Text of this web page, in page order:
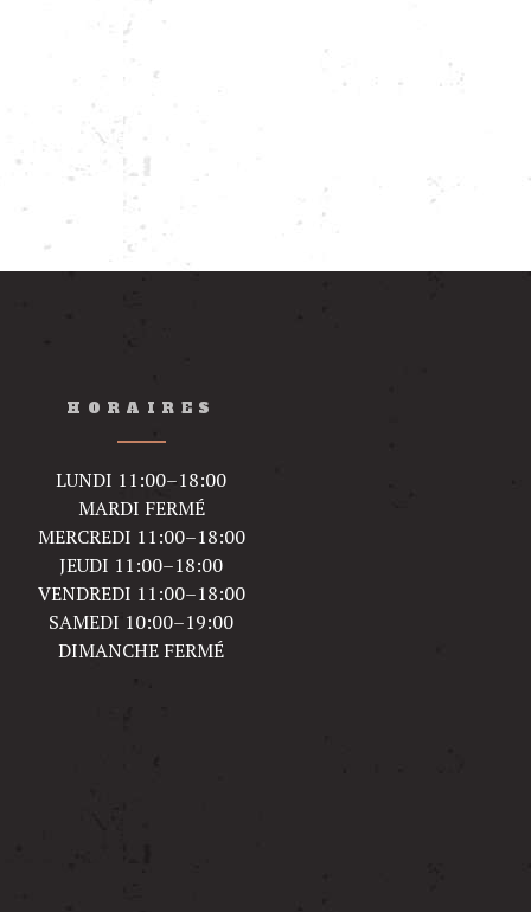
HORAIRES
LUNDI 11:00–18:00
MARDI FERMÉ
MERCREDI 11:00–18:00
JEUDI 11:00–18:00
VENDREDI 11:00–18:00
SAMEDI 10:00–19:00
DIMANCHE FERMÉ